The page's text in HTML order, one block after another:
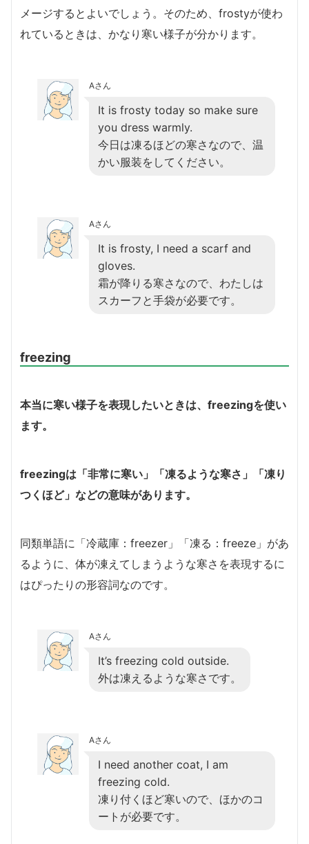
メージするとよいでしょう。そのため、frostyが使わ
れているときは、かなり寒い様子が分かります。
Aさん
It is frosty today so make sure
you dress warmly.
今日は凍るほどの寒さなので、温
かい服装をしてください。
Aさん
It is frosty, I need a scarf and
gloves.
霜が降りる寒さなので、わたしは
スカーフと手袋が必要です。
freezing
本当に寒い様子を表現したいときは、freezingを使い
ます。
freezingは「非常に寒い」「凍るような寒さ」「凍り
つくほど」などの意味があります。
同類単語に「冷蔵庫：freezer」「凍る：freeze」があ
るように、体が凍えてしまうような寒さを表現するに
はぴったりの形容詞なのです。
Aさん
It’s freezing cold outside.
外は凍えるような寒さです。
Aさん
I need another coat, I am
freezing cold.
凍り付くほど寒いので、ほかのコ
ートが必要です。